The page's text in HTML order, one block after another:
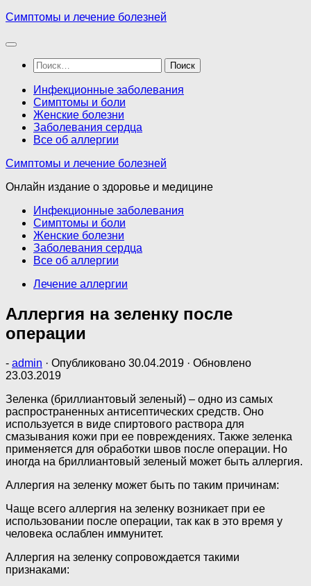
Перейти
содержимому
Симптомы и лечение болезней
Найти:
Инфекционные заболевания
Симптомы и боли
Женские болезни
Заболевания сердца
Все об аллергии
Симптомы и лечение болезней
Онлайн издание о здоровье и медицине
Инфекционные заболевания
Симптомы и боли
Женские болезни
Заболевания сердца
Все об аллергии
Лечение аллергии
Аллергия на зеленку после
операции
- admin · Опубликовано 30.04.2019 · Обновлено
23.03.2019
Зеленка (бриллиантовый зеленый) – одно из самых
распространенных антисептических средств. Оно
используется в виде спиртового раствора для
смазывания кожи при ее повреждениях. Также зеленка
применяется для обработки швов после операции. Но
иногда на бриллиантовый зеленый может быть аллергия.
Аллергия на зеленку может быть по таким причинам:
Чаще всего аллергия на зеленку возникает при ее
использовании после операции, так как в это время у
человека ослаблен иммунитет.
Аллергия на зеленку сопровождается такими
признаками: